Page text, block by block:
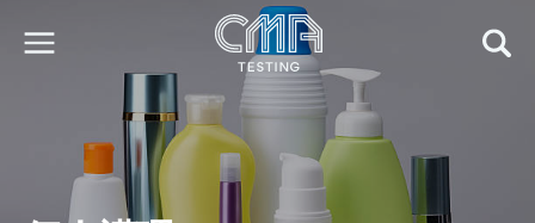
關於我們
我們的服務
最新消息